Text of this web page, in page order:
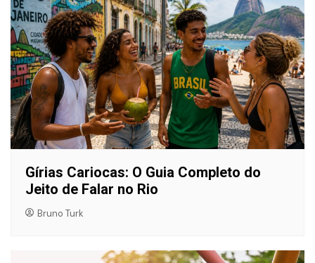
Gírias Cariocas: O Guia Completo do
Jeito de Falar no Rio
Bruno Turk